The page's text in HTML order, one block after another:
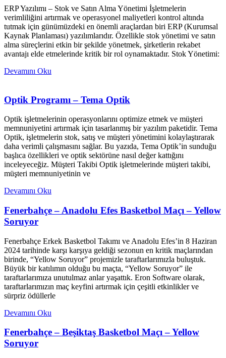
ERP Yazılımı – Stok ve Satın Alma Yönetimi İşletmelerin
verimliliğini artırmak ve operasyonel maliyetleri kontrol altında
tutmak için günümüzdeki en önemli araçlardan biri ERP (Kurumsal
Kaynak Planlaması) yazılımlarıdır. Özellikle stok yönetimi ve satın
alma süreçlerini etkin bir şekilde yönetmek, şirketlerin rekabet
avantajı elde etmelerinde kritik bir rol oynamaktadır. Stok Yönetimi:
Devamını Oku
Optik Programı – Tema Optik
Optik işletmelerinin operasyonlarını optimize etmek ve müşteri
memnuniyetini artırmak için tasarlanmış bir yazılım paketidir. Tema
Optik, işletmelerin stok, satış ve müşteri yönetimini kolaylaştırarak
daha verimli çalışmasını sağlar. Bu yazıda, Tema Optik’in sunduğu
başlıca özellikleri ve optik sektörüne nasıl değer kattığını
inceleyeceğiz. Müşteri Takibi Optik işletmelerinde müşteri takibi,
müşteri memnuniyetinin ve
Devamını Oku
Fenerbahçe – Anadolu Efes Basketbol Maçı – Yellow
Soruyor
Fenerbahçe Erkek Basketbol Takımı ve Anadolu Efes’in 8 Haziran
2024 tarihinde karşı karşıya geldiği sezonun en kritik maçlarından
birinde, “Yellow Soruyor” projemizle taraftarlarımızla buluştuk.
Büyük bir katılımın olduğu bu maçta, “Yellow Soruyor” ile
taraftarlarımıza unutulmaz anlar yaşattık. Eron Software olarak,
taraftarlarımızın maç keyfini artırmak için çeşitli etkinlikler ve
sürpriz ödüllerle
Devamını Oku
Fenerbahçe – Beşiktaş Basketbol Maçı – Yellow
Soruyor